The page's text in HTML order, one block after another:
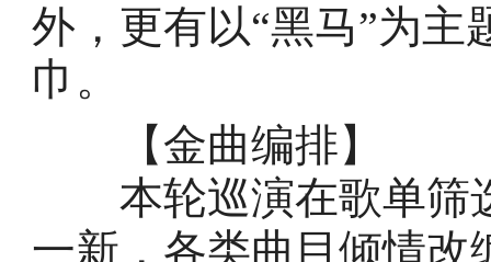
外，更有以“黑马”为
巾。
【金曲编排】
本轮巡演在歌单筛
一新，各类曲目倾情改